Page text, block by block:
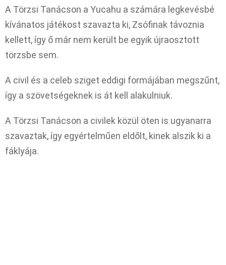
A Törzsi Tanácson a Yucahu a számára legkevésbé
kívánatos játékost szavazta ki, Zsófinak távoznia
kellett, így ő már nem került be egyik újraosztott
törzsbe sem.
A civil és a celeb sziget eddigi formájában megszűnt,
így a szövetségeknek is át kell alakulniuk.
A Törzsi Tanácson a civilek közül öten is ugyanarra
szavaztak, így egyértelműen eldőlt, kinek alszik ki a
fáklyája.